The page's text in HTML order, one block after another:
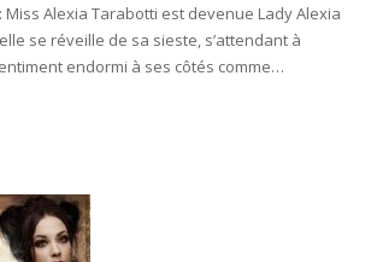
Miss Alexia Tarabotti est devenue Lady Alexia
se réveille de sa sieste, s’attendant à
endormi à ses côtés comme…